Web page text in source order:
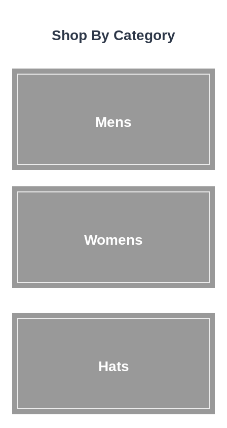
Shop By Category
Mens
Womens
Hats